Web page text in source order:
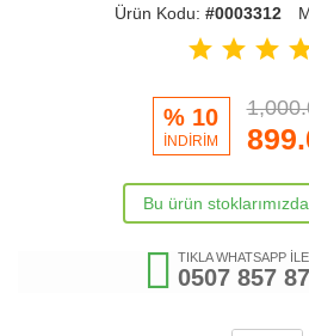
Ürün Kodu: #0003312
star star star
% 10
İNDİRİM
Bu ürün
TIKLA WHATSAPP
0507 857